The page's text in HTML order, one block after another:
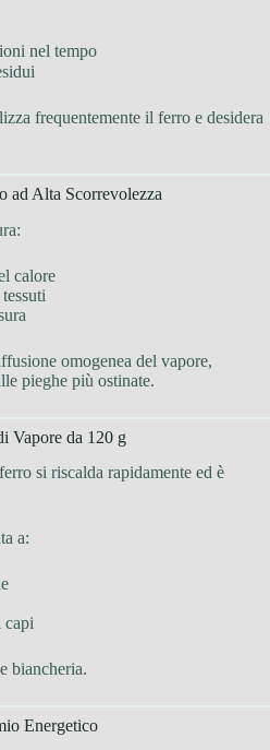
nel tempo
frequentemente il ferro e desidera
ad Alta Scorrevolezza
calore
omogenea del vapore,
pieghe più ostinate.
Vapore da 120 g
si riscalda rapidamente ed è
a:
capi
biancheria.
Energetico